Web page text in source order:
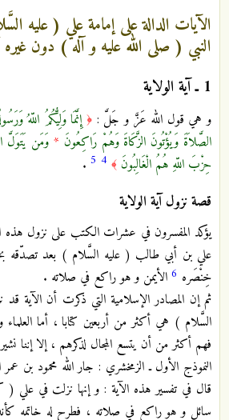
الآيات الدالة على إمامة علي ( عليه
النبي ( صلى الله عليه و آله ) دون غيره
1 ـ آية الولاية
و هي قول الله عَزَّ و جَلَّ : ﴿ إِنَّمَا وَلِيُّكُمُ اللّهُ
الصَّلاَةَ وَيُؤْتُونَ الزَّكَاةَ وَهُمْ رَاكِعُونَ * وَمَن يَتَوَلَّ
حِزْبَ اللّهِ هُمُ الْغَالِبُونَ ﴾ 4
5
.
قصة نزول آية الولاية
يؤكد المفسرون في عشرات الكتب على نزول هذه
علي بن أبي طالب ( عليه السَّلام ) بعد تصدّقه
خِنْصَره 6 الأيمن و هو راكع في صلاته .
ثم إن المصادر الإسلامية التي ذكرت أن الآية
السَّلام ) هي أكثر من أربعين كتابا ، أما العلماء و
فهم أكثر من أن يتسع المجال لذكرهم ، إلا إننا
قال في تفسير هذه الآية : و إنها نزلت في علي
سائل و هو راكع في صلاته ، فطرح له خاتمه